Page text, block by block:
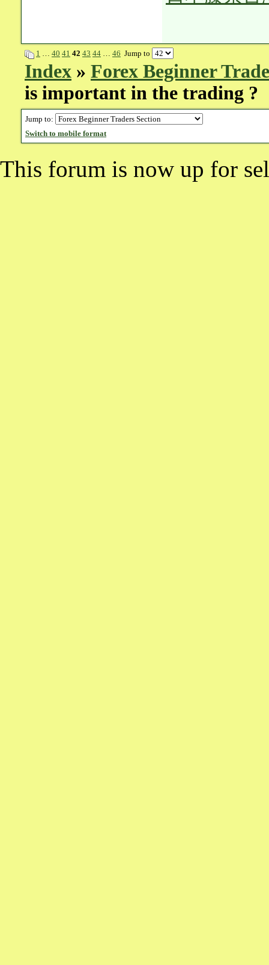
1 … 40 41 42 43 44 … 46 Jump to
Index » Forex Beginner
is important in the trading ?
Jump to:
Switch to mobile format
This forum is now up for